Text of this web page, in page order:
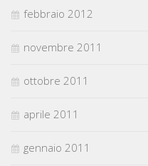
febbraio 2012
novembre 2011
ottobre 2011
aprile 2011
gennaio 2011